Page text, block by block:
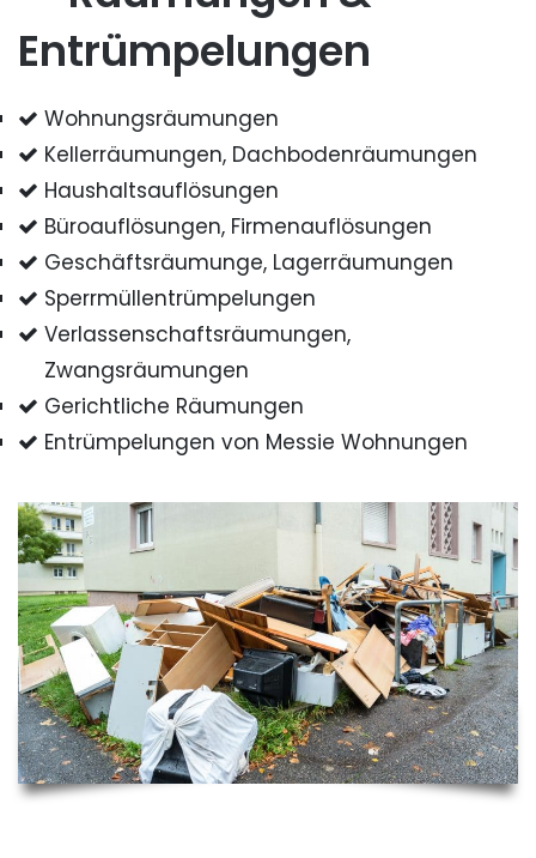
Entrümpelungen
Wohnungsräumungen
Kellerräumungen, Dachbodenräumungen
Haushaltsauflösungen
Büroauflösungen, Firmenauflösungen
Geschäftsräumunge, Lagerräumungen
Sperrmüllentrümpelungen
Verlassenschaftsräumungen,
Zwangsräumungen
Gerichtliche Räumungen
Entrümpelungen von Messie Wohnungen